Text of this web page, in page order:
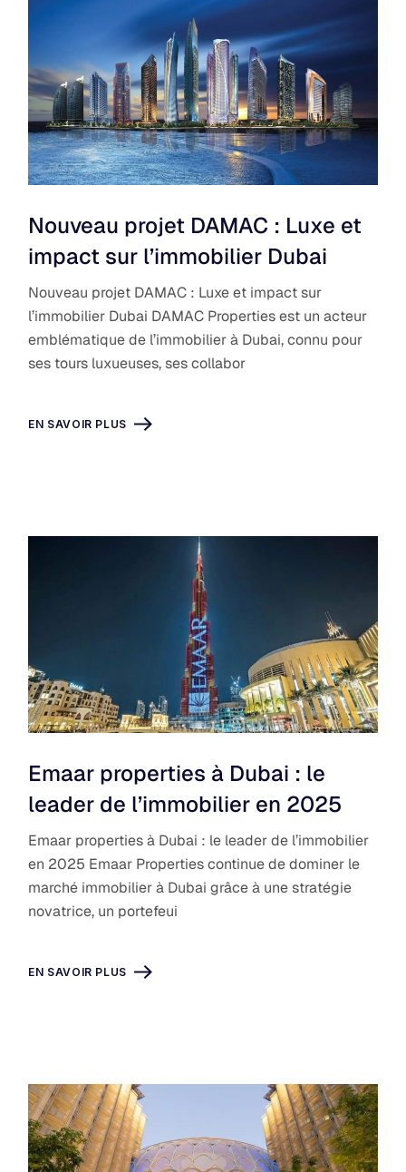
Nouveau projet DAMAC : Luxe et
impact sur l’immobilier Dubai
Nouveau projet DAMAC : Luxe et impact sur
l’immobilier Dubai DAMAC Properties est un acteur
emblématique de l’immobilier à Dubai, connu pour
ses tours luxueuses, ses collabor
EN SAVOIR PLUS
Emaar properties à Dubai : le
leader de l’immobilier en 2025
Emaar properties à Dubai : le leader de l’immobilier
en 2025 Emaar Properties continue de dominer le
marché immobilier à Dubai grâce à une stratégie
novatrice, un portefeui
EN SAVOIR PLUS